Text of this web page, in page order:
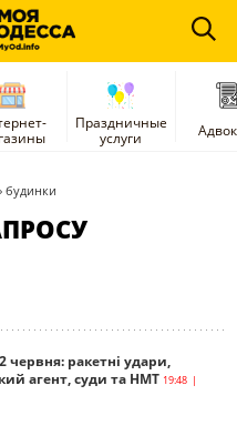
Праздничные
услуги
будинки
червня: ракетні удари,
агент, суди та НМТ 19:48 |